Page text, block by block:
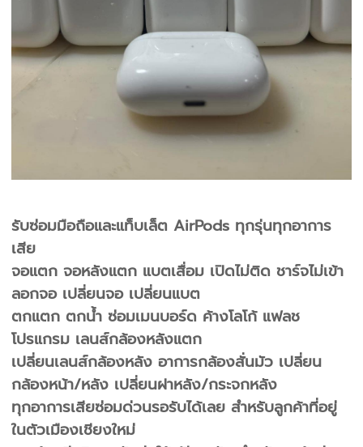
รับซ่อมมือถือและแท็บเล็ต AirPods ทุกรุ่นทุกอาการ
เสีย
จอแตก จอหลังแตก แบตเสื่อม เปิดไม่ติด ชาร์จไม่เข้า
ลอกจอ เปลี่ยนจอ เปลี่ยนแบต
ตกแตก ตกน้ำ ซ่อมเมนบอร์ด ค้างโลโก้ แฟลช
โปรแกรม เลนส์กล้องหลังแตก
เปลี่ยนเลนส์กล้องหลัง อาการกล้องสั่นมัว เปลี่ยน
กล้องหน้า/หลัง เปลี่ยนฝาหลัง/กระจกหลัง
ทุกอาการเสียซ่อมด่วนรอรับได้เลย สำหรับลูกค้าที่อยู่
ในตัวเมืองเชียงใหม่